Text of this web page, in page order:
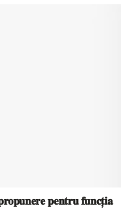
𝐩𝐞𝐧𝐭𝐫𝐮 𝐟𝐮𝐧𝐜𝐭̦𝐢𝐚